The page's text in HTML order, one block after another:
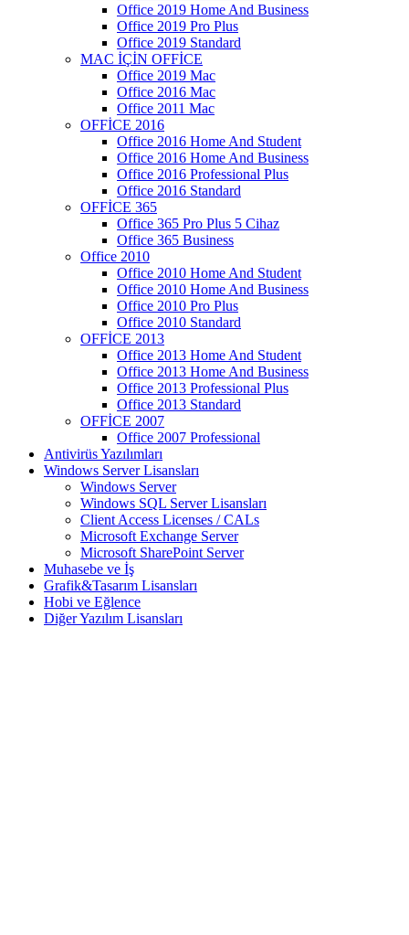
Office 2019 Home And Business
Office 2019 Pro Plus
Office 2019 Standard
MAC İÇİN OFFİCE
Office 2019 Mac
Office 2016 Mac
Office 2011 Mac
OFFİCE 2016
Office 2016 Home And Student
Office 2016 Home And Business
Office 2016 Professional Plus
Office 2016 Standard
OFFİCE 365
Office 365 Pro Plus 5 Cihaz
Office 365 Business
Office 2010
Office 2010 Home And Student
Office 2010 Home And Business
Office 2010 Pro Plus
Office 2010 Standard
OFFİCE 2013
Office 2013 Home And Student
Office 2013 Home And Business
Office 2013 Professional Plus
Office 2013 Standard
OFFİCE 2007
Office 2007 Professional
Antivirüs Yazılımları
Windows Server Lisansları
Windows Server
Windows SQL Server Lisansları
Client Access Licenses / CALs
Microsoft Exchange Server
Microsoft SharePoint Server
Muhasebe ve İş
Grafik&Tasarım Lisansları
Hobi ve Eğlence
Diğer Yazılım Lisansları